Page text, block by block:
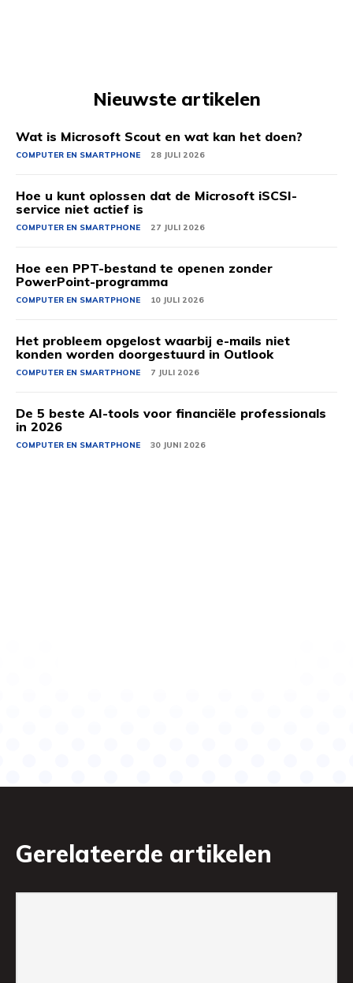
Nieuwste artikelen
Wat is Microsoft Scout en wat kan het doen?
COMPUTER EN SMARTPHONE 28 JULI 2026
Hoe u kunt oplossen dat de Microsoft iSCSI-
service niet actief is
COMPUTER EN SMARTPHONE 27 JULI 2026
Hoe een PPT-bestand te openen zonder
PowerPoint-programma
COMPUTER EN SMARTPHONE 10 JULI 2026
Het probleem opgelost waarbij e-mails niet
konden worden doorgestuurd in Outlook
COMPUTER EN SMARTPHONE 7 JULI 2026
De 5 beste AI-tools voor financiële professionals
in 2026
COMPUTER EN SMARTPHONE 30 JUNI 2026
Gerelateerde artikelen